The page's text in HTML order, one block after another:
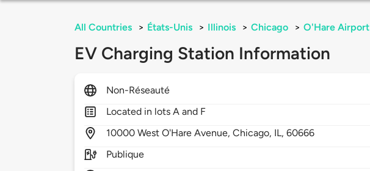
All Countries > États-Unis > Illinois > Chicago > O'Hare Airport
EV Charging Station Information
Non-Réseauté
Located in lots A and F
10000West O'Hare Avenue,Chicago, IL,60666
Publique